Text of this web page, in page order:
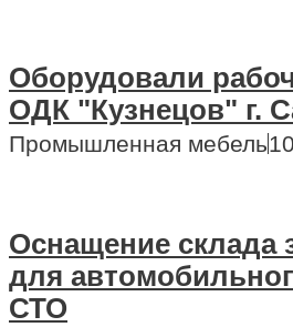
Оборудовали
ОДК "Кузнецов" г.
Промышленная мебель
Оснащение склада
для
СТО